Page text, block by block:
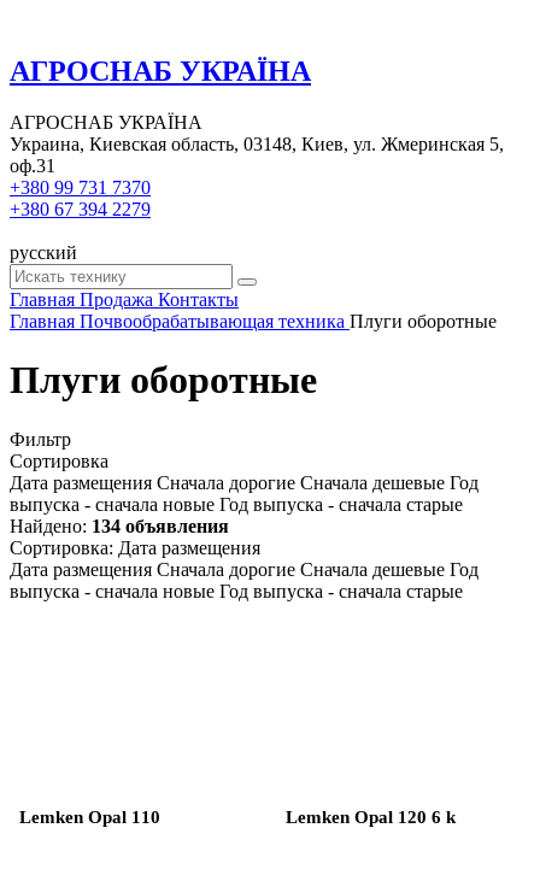
АГРОСНАБ УКРАЇНА
АГРОСНАБ УКРАЇНА
Украина, Киевская область, 03148, Киев, ул. Жмеринская 5,
оф.31
+380 99 731 7370
+380 67 394 2279
русский
Главная Продажа Контакты
Главная Почвообрабатывающая техника Плуги оборотные
Плуги оборотные
Фильтр
Сортировка
Дата размещения Сначала дорогие Сначала дешевые Год
выпуска - сначала новые Год выпуска - сначала старые
Найдено: 134 объявления
Сортировка: Дата размещения
Дата размещения Сначала дорогие Сначала дешевые Год
выпуска - сначала новые Год выпуска - сначала старые
Lemken Opal 110 Lemken Opal 120 6 k